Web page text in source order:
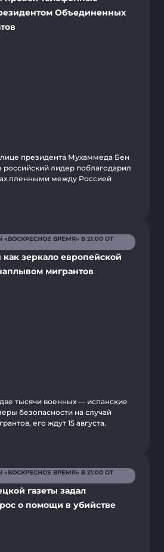
Объединенных
президента Мухаммеда Бен
российский лидер поблагодарил
пленными между Россией
ВРЕМЯ» В 21:00 ОТ
зеркало европейской
мигрантов
тысячи военных — испанские
безопасности на случай
его ждут 15 августа.
ВРЕМЯ» В 21:00 ОТ
газеты задал
о помощи в убийстве